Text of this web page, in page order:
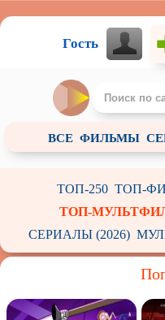
Гость
ВСЕ ФИЛЬМЫ
ТОП-250 ТОП-
ТОП-
СЕРИАЛЫ (2026)